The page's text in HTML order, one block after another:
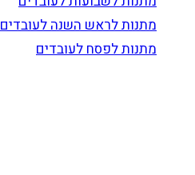
מתנות לראש השנה לעובדים
מתנות לפסח לעובדים